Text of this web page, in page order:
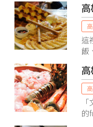
這
飯
晚
點
的